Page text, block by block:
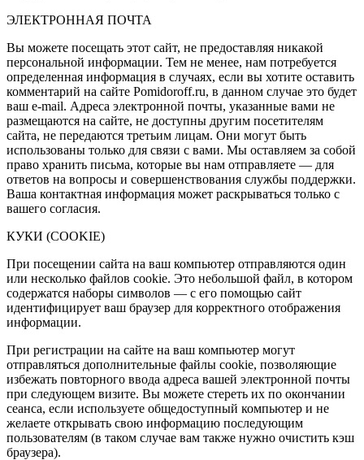
ЭЛЕКТРОННАЯ ПОЧТА
Вы можете посещать этот сайт, не предоставляя никакой
персональной информации. Тем не менее, нам потребуется
определенная информация в случаях, если вы хотите оставить
комментарий на сайте Pomidoroff.ru, в данном случае это будет
ваш e-mail. Адреса электронной почты, указанные вами не
размещаются на сайте, не доступны другим посетителям
сайта, не передаются третьим лицам. Они могут быть
использованы только для связи с вами. Мы оставляем за собой
право хранить письма, которые вы нам отправляете — для
ответов на вопросы и совершенствования службы поддержки.
Ваша контактная информация может раскрываться только с
вашего согласия.
КУКИ (COOKIE)
При посещении сайта на ваш компьютер отправляются один
или несколько файлов cookie. Это небольшой файл, в котором
содержатся наборы символов — с его помощью сайт
идентифицирует ваш браузер для корректного отображения
информации.
При регистрации на сайте на ваш компьютер могут
отправляться дополнительные файлы cookie, позволяющие
избежать повторного ввода адреса вашей электронной почты
при следующем визите. Вы можете стереть их по окончании
сеанса, если используете общедоступный компьютер и не
желаете открывать свою информацию последующим
пользователям (в таком случае вам также нужно очистить кэш
браузера).